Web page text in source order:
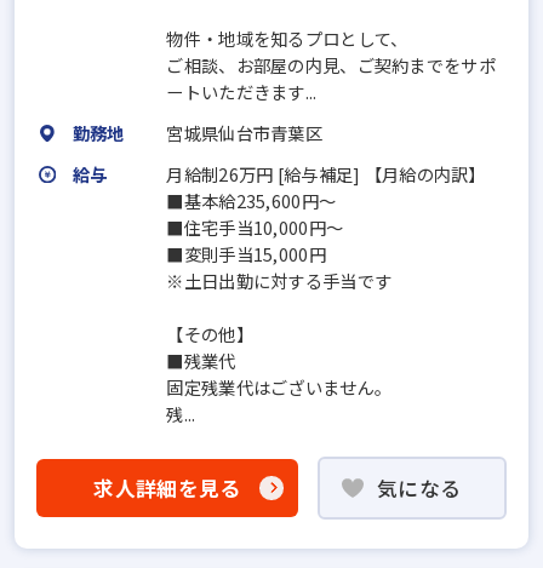
物件・地域を知るプロとして、
ご相談、お部屋の内見、ご契約までをサポ
ートいただきます...
勤務地
宮城県仙台市青葉区
給与
月給制26万円 [給与補足] 【月給の内訳】
■基本給235,600円～
■住宅手当10,000円～
■変則手当15,000円
※土日出勤に対する手当です
【その他】
■残業代
固定残業代はございません。
残...
求人詳細を見る 気になる